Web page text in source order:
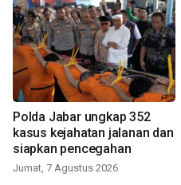
Polda Jabar ungkap 352
kasus kejahatan jalanan dan
siapkan pencegahan
Jumat, 7 Agustus 2026